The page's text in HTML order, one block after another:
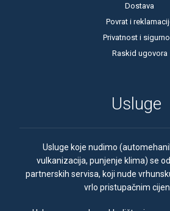
Dostava
Povrat i
Privatnost i
Raskid ugovora
Usluge
Usluge koje nudimo
vulkanizacija, punjenje klima) se
partnerskih servisa, koji nude
vrlo pristupačnim